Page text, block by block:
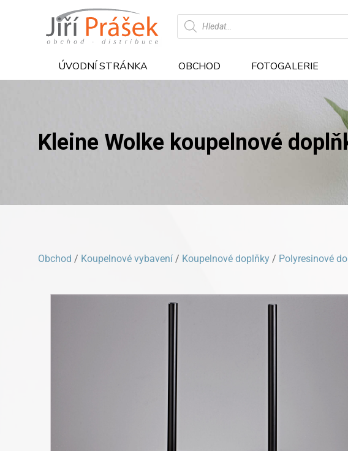
Products
search
ÚVODNÍ STRÁNKA OBCHOD FOTOGALERIE
Kleine Wolke koupelnové
Obchod / Koupelnové vybavení / Koupelnové doplňky / Polyresinové